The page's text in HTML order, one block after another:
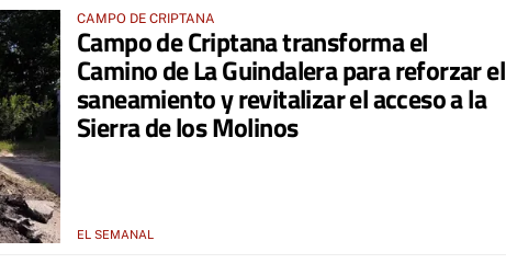
CAMPO DE CRIPTANA
Campo de Criptana transforma el
Camino de La Guindalera para reforzar el
saneamiento y revitalizar el acceso a la
Sierra de los Molinos
EL SEMANAL